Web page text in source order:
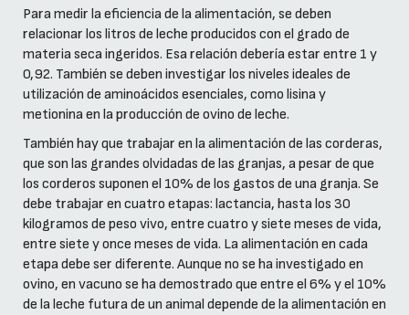
Para medir la eficiencia de la alimentación, se deben
relacionar los litros de leche producidos con el grado de
materia seca ingeridos. Esa relación debería estar entre 1 y
0,92. También se deben investigar los niveles ideales de
utilización de aminoácidos esenciales, como lisina y
metionina en la producción de ovino de leche.
También hay que trabajar en la alimentación de las corderas,
que son las grandes olvidadas de las granjas, a pesar de que
los corderos suponen el 10% de los gastos de una granja. Se
debe trabajar en cuatro etapas: lactancia, hasta los 30
kilogramos de peso vivo, entre cuatro y siete meses de vida,
entre siete y once meses de vida. La alimentación en cada
etapa debe ser diferente. Aunque no se ha investigado en
ovino, en vacuno se ha demostrado que entre el 6% y el 10%
de la leche futura de un animal depende de la alimentación en